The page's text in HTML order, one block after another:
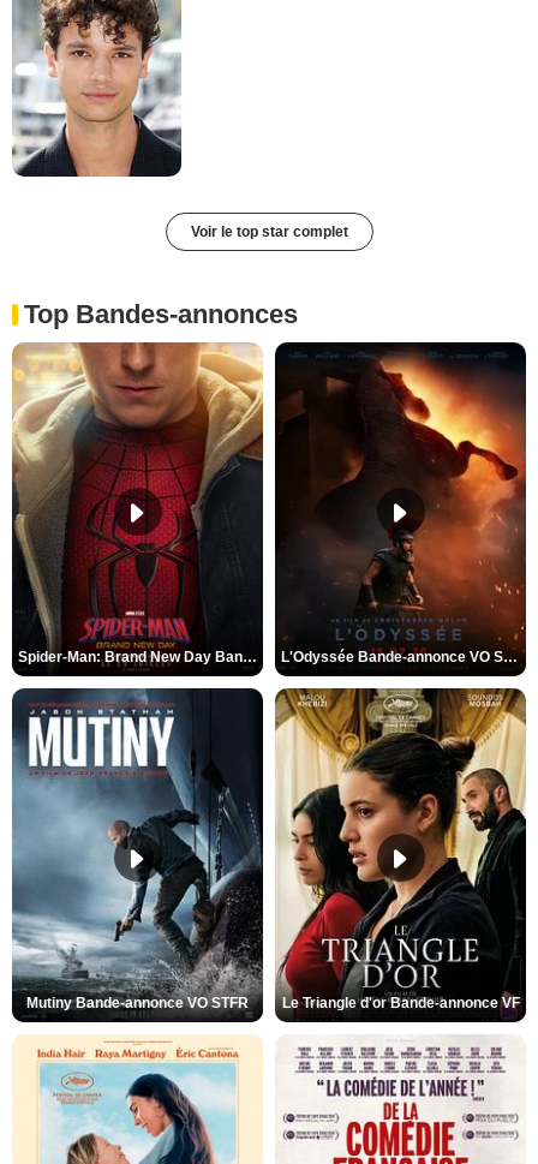
Voir le top star complet
Top Bandes-annonces
Spider-Man: Brand New Day Bande-annonce VO STFR L'Odyssée Bande-annonce VO STFR
Mutiny Bande-annonce VO STFR Le Triangle d'or Bande-annonce VF